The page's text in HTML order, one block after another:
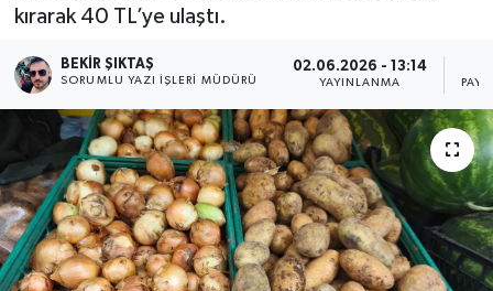
kırarak 40 TL’ye ulaştı.
BEKIR ŞIKTAŞ
SORUMLU YAZI İŞLERI MÜDÜRÜ
02.06.2026 - 13:14
YAYINLANMA